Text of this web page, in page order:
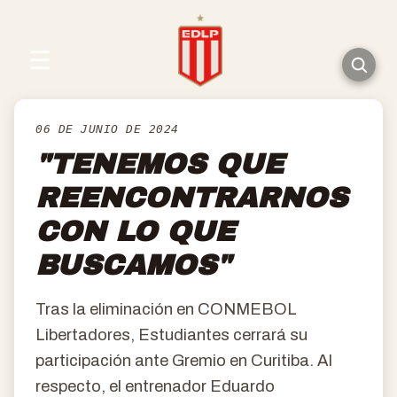
06 DE JUNIO DE 2024
"TENEMOS QUE
REENCONTRARNOS
CON LO QUE
BUSCAMOS"
Tras la eliminación en CONMEBOL
Libertadores, Estudiantes cerrará su
participación ante Gremio en Curitiba. Al
respecto, el entrenador Eduardo